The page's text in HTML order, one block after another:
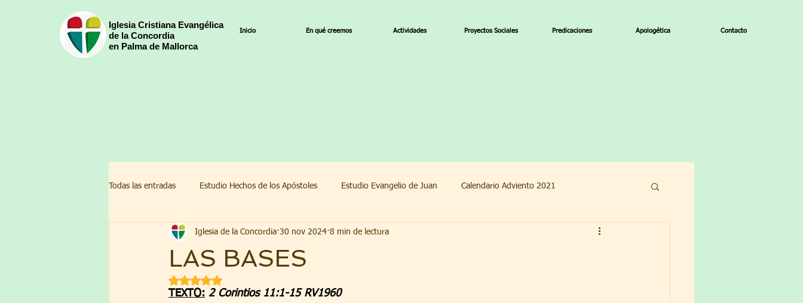
Iglesia Cristiana Evangélica
de la Concordia
en Palma de Mallorca
Inicio En qué creemos Actividades Proyectos Sociales Predicaciones Apologética Contacto
Todas las entradas Estudio Hechos de los Apóstoles Estudio Evangelio de Juan Calendario Adviento 2021
Devocionales Pascua 2022 Calendario Adviento 2022 1 Corintios
LAS BASES
Iglesia de la Concordia 30 nov 2024 8 min de lectura
Obtuvo NaN de 5 estrellas.
TEXTO: 2 Corintios 11:1-15 RV1960